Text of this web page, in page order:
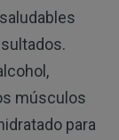
músculos
para